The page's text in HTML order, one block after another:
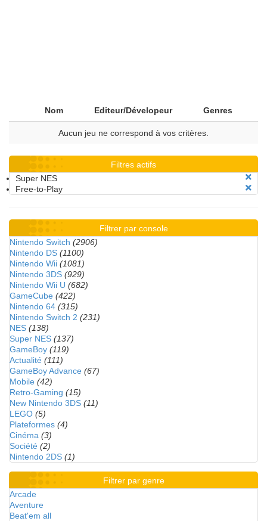
Nom Editeur/Dévelopeur Genres
Aucun jeu ne correspond à vos critères.
Filtres actifs
Super NES
Free-to-Play
Filtrer par console
Nintendo Switch (2906)
Nintendo DS (1100)
Nintendo Wii (1081)
Nintendo 3DS (929)
Nintendo Wii U (682)
GameCube (422)
Nintendo 64 (315)
Nintendo Switch 2 (231)
NES (138)
Super NES (137)
GameBoy (119)
Actualité (111)
GameBoy Advance (67)
Mobile (42)
Retro-Gaming (15)
New Nintendo 3DS (11)
LEGO (5)
Plateformes (4)
Cinéma (3)
Société (2)
Nintendo 2DS (1)
Filtrer par genre
Arcade
Aventure
Beat'em all